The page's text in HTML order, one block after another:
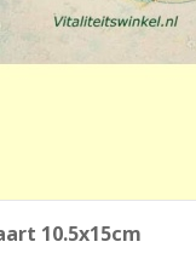
10.5x15cm